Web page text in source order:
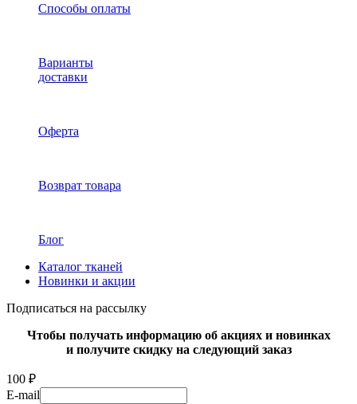
Способы оплаты
Варианты
доставки
Оферта
Возврат товара
Блог
Каталог тканей
Новинки и акции
Подписаться на рассылку
Чтобы получать информацию об акциях и новинках
и получите скидку на следующий заказ
100 ₽
E-mail